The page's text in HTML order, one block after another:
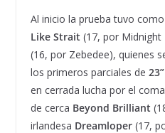
Al inicio la prueba tuvo
Like Strait (17, por Midnight
(16, por Zebedee), quienes
los primeros parciales de 23”
en cerrada lucha por el
de cerca Beyond Brilliant
irlandesa Dreamloper(17,